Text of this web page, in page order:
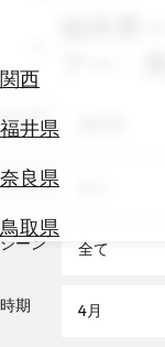
関西
福井県
奈良県
鳥取県
券
テ
を
福井県
アー・
エリア
テーマ
シーン 全て
時期 4月